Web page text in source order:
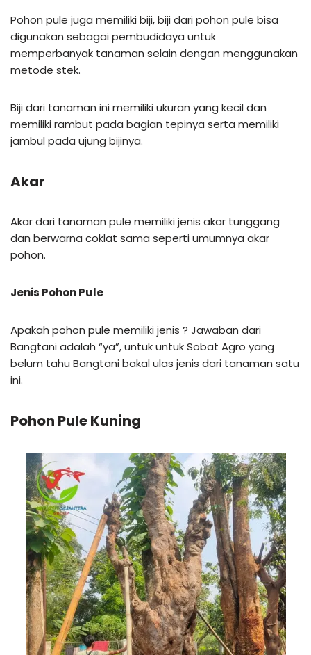
Pohon pule juga memiliki biji, biji dari pohon pule bisa
digunakan sebagai pembudidaya untuk
memperbanyak tanaman selain dengan menggunakan
metode stek.
Biji dari tanaman ini memiliki ukuran yang kecil dan
memiliki rambut pada bagian tepinya serta memiliki
jambul pada ujung bijinya.
Akar
Akar dari tanaman pule memiliki jenis akar tunggang
dan berwarna coklat sama seperti umumnya akar
pohon.
Jenis Pohon Pule
Apakah pohon pule memiliki jenis ? Jawaban dari
Bangtani adalah “ya”, untuk untuk Sobat Agro yang
belum tahu Bangtani bakal ulas jenis dari tanaman satu
ini.
Pohon Pule Kuning